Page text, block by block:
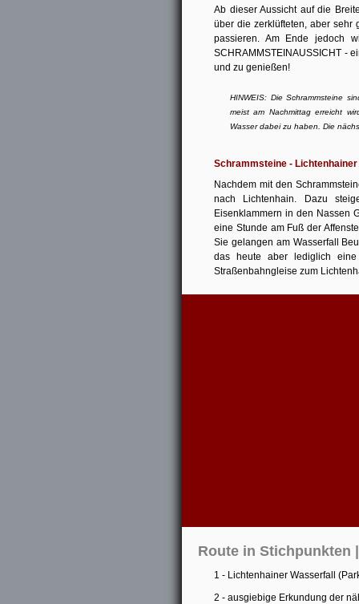
Ab dieser Aussicht auf die
über die zerklüfteten, aber sehr
passieren. Am Ende jedoch
SCHRAMMSTEINAUSSICHT -
und zu genießen!
HINWEIS: Die Schrammsteine
meist am Nachmittag erreicht
Wasser dabei zu haben. Die
Schrammsteine -
Nachdem mit den
nach Lichtenhain. Dazu
Eisenklammern in den Nassen
eine Stunde am Fuß der
Sie gelangen am Wasserfall
das heute aber lediglich
Straßenbahngleise zum
Route in Stichpunkten
1 - Lichtenhainer Wasserfall
2 - ausgiebige Erkundung der